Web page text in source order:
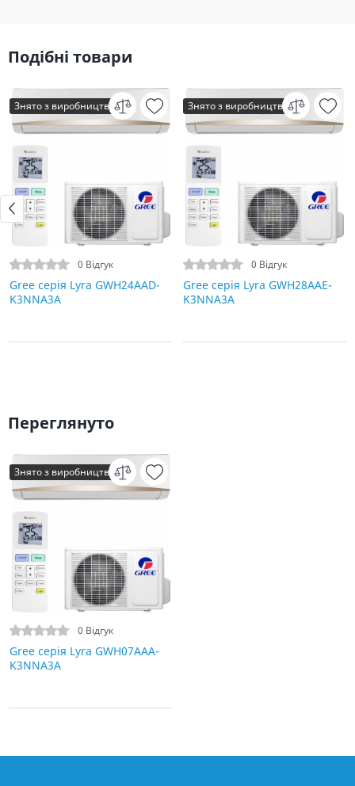
Подібні товари
Знято з виробництва
0 Відгук
Gree серія Lyra GWH24AAD-
K3NNA3A
Знято з виробництва
0 Відгук
Gree серія Lyra GWH28AAE-
K3NNA3A
Переглянуто
Знято з виробництва
0 Відгук
Gree серія Lyra GWH07AAA-
K3NNA3A